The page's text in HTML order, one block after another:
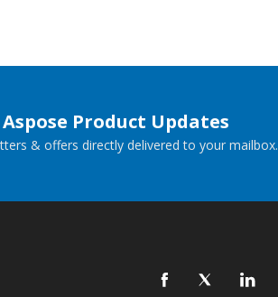
Product Updates
& offers directly delivered to your mailbox.